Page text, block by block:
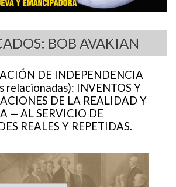
BOB AVAKIAN
DE INDEPENDENCIA
relacionadas): INVENTOS Y
DE LA REALIDAD Y
— AL SERVICIO DE
REALES Y REPETIDAS.